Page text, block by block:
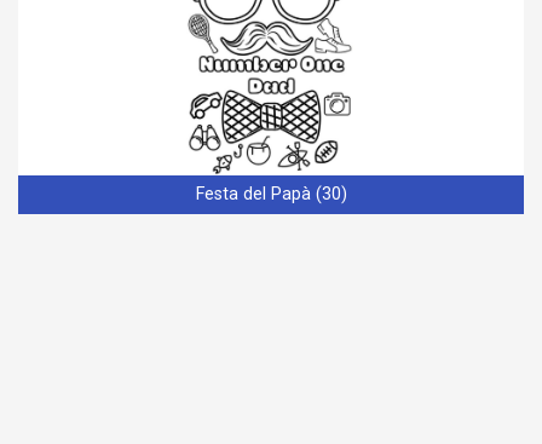
Festa del Papà (30)